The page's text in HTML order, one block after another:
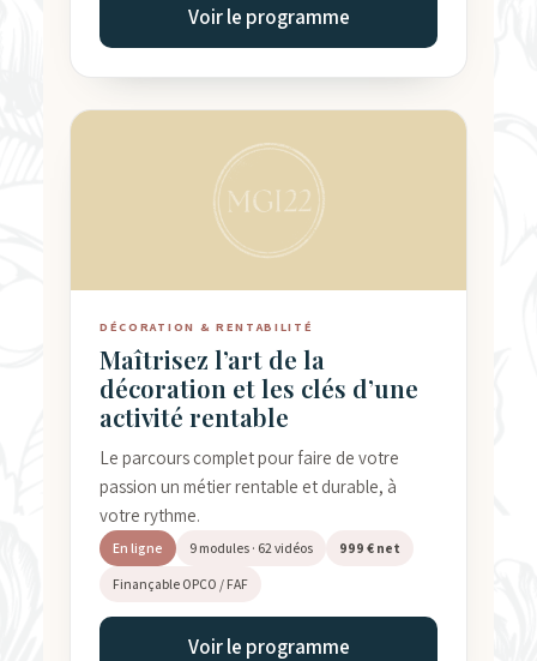
Voir le programme
DÉCORATION & RENTABILITÉ
Maîtrisez l’art de la
décoration et les clés d’une
activité rentable
Le parcours complet pour faire de votre
passion un métier rentable et durable, à
votre rythme.
En ligne 9 modules · 62 vidéos
999 € net
Finançable OPCO / FAF
Voir le programme